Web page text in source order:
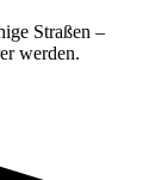
Straßen –
werden.